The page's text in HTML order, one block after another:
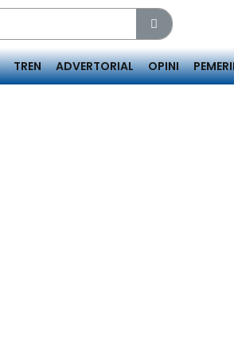
TREN ADVERTORIAL OPINI